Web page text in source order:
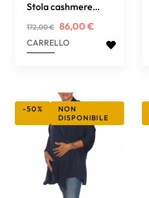
Stola cashmere
lana e lurex
Prezzo
regolare
172,00 € Prezzo
86,00 €
CARRELLO
-50%
NON
DISPONIBILE